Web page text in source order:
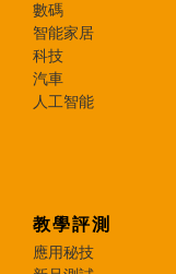
數碼
智能家居
科技
汽車
人工智能
教學評測
應用秘技